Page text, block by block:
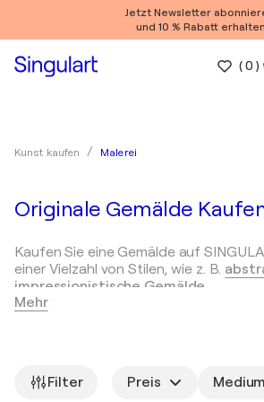
Jetzt Newsletter
und 10 % Rabatt erhalten
(0 )
Kunst kaufen Malerei
Originale Gemälde
Kaufen Sie eine Gemälde auf
einer Vielzahl von Stilen, wie z. B.
impressionistische Gemälde
Arten von Gemälden
Stil, Ausführungsart und Thema
einige gängige Arten von Gemälden:
Mehr
Filter Preis Medium